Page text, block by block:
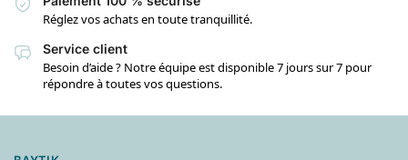
Réglez vos achats en toute tranquillité.
Service client
Besoin d’aide ? Notre équipe est disponible 7 jours sur 7 pour
répondre à toutes vos questions.